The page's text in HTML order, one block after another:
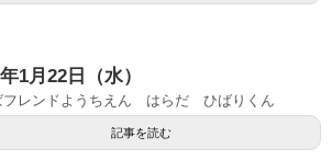
1月22日（水）
フレンドようちえん はらだ ひばりくん
記事を読む